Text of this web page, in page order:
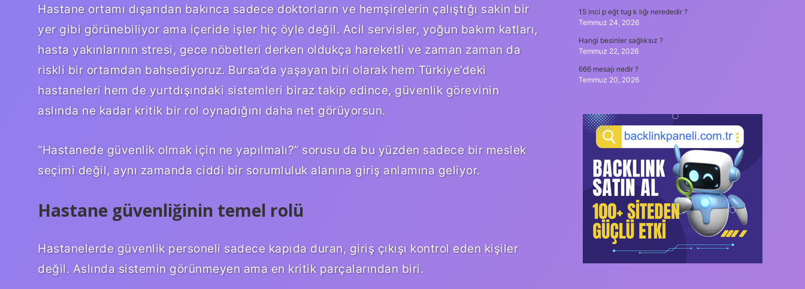
Hastane ortamı dışarıdan bakınca sadece doktorların ve hemşirelerin çalıştığı sakin bir
yer gibi görünebiliyor ama içeride işler hiç öyle değil. Acil servisler, yoğun bakım katları,
hasta yakınlarının stresi, gece nöbetleri derken oldukça hareketli ve zaman zaman da
riskli bir ortamdan bahsediyoruz. Bursa’da yaşayan biri olarak hem Türkiye’deki
hastaneleri hem de yurtdışındaki sistemleri biraz takip edince, güvenlik görevinin
aslında ne kadar kritik bir rol oynadığını daha net görüyorsun.
“Hastanede güvenlik olmak için ne yapılmalı?” sorusu da bu yüzden sadece bir meslek
seçimi değil, aynı zamanda ciddi bir sorumluluk alanına giriş anlamına geliyor.
Hastane güvenliğinin temel rolü
Hastanelerde güvenlik personeli sadece kapıda duran, giriş çıkışı kontrol eden kişiler
değil. Aslında sistemin görünmeyen ama en kritik parçalarından biri.
15 inci p eğt tug k lığı nerededir ?
Temmuz 24, 2026
Hangi besinler sağlıksız ?
Temmuz 22, 2026
666 mesajı nedir ?
Temmuz 20, 2026